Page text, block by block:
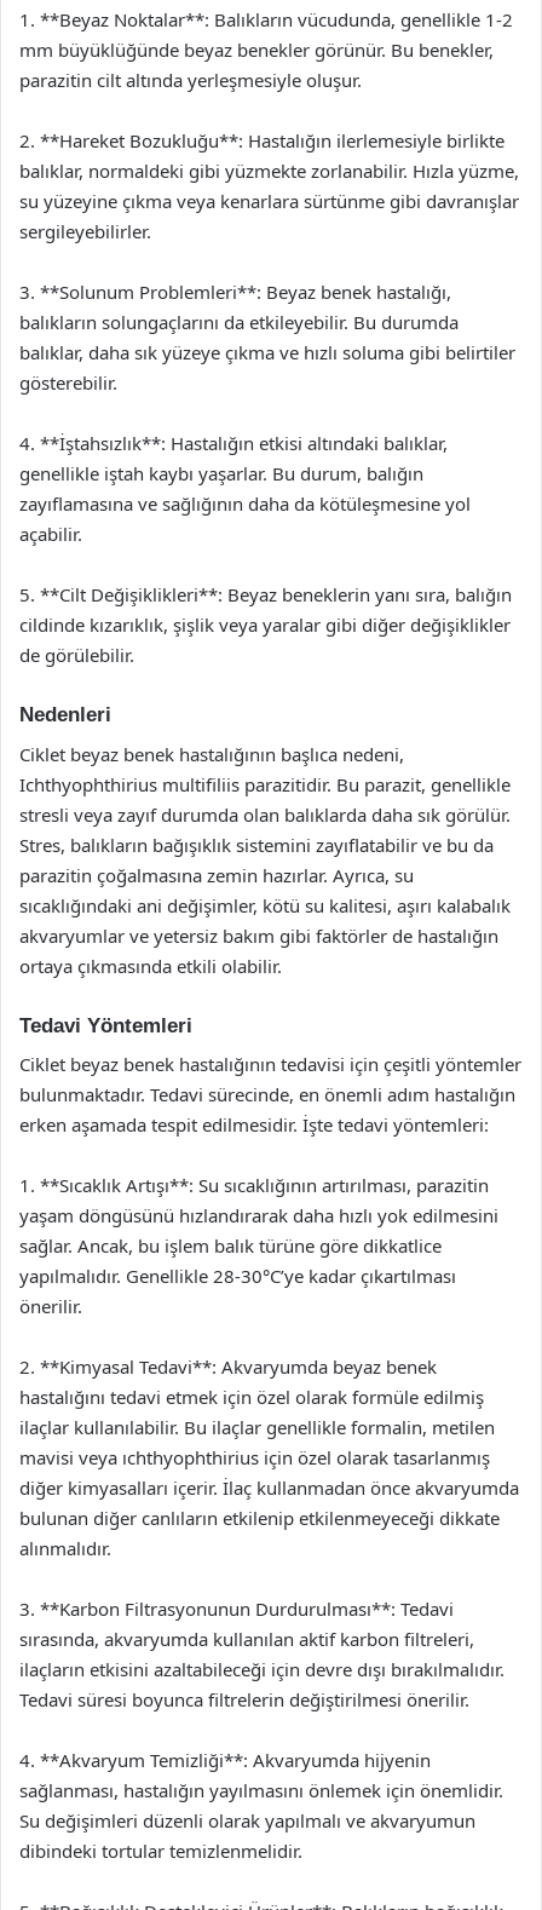
1. **Beyaz Noktalar**: Balıkların vücudunda, genellikle 1-2
mm büyüklüğünde beyaz benekler görünür. Bu benekler,
parazitin cilt altında yerleşmesiyle oluşur.
2. **Hareket Bozukluğu**: Hastalığın ilerlemesiyle birlikte
balıklar, normaldeki gibi yüzmekte zorlanabilir. Hızla yüzme,
su yüzeyine çıkma veya kenarlara sürtünme gibi davranışlar
sergileyebilirler.
3. **Solunum Problemleri**: Beyaz benek hastalığı,
balıkların solungaçlarını da etkileyebilir. Bu durumda
balıklar, daha sık yüzeye çıkma ve hızlı soluma gibi belirtiler
gösterebilir.
4. **İştahsızlık**: Hastalığın etkisi altındaki balıklar,
genellikle iştah kaybı yaşarlar. Bu durum, balığın
zayıflamasına ve sağlığının daha da kötüleşmesine yol
açabilir.
5. **Cilt Değişiklikleri**: Beyaz beneklerin yanı sıra, balığın
cildinde kızarıklık, şişlik veya yaralar gibi diğer değişiklikler
de görülebilir.
Nedenleri
Ciklet beyaz benek hastalığının başlıca nedeni,
Ichthyophthirius multifiliis parazitidir. Bu parazit, genellikle
stresli veya zayıf durumda olan balıklarda daha sık görülür.
Stres, balıkların bağışıklık sistemini zayıflatabilir ve bu da
parazitin çoğalmasına zemin hazırlar. Ayrıca, su
sıcaklığındaki ani değişimler, kötü su kalitesi, aşırı kalabalık
akvaryumlar ve yetersiz bakım gibi faktörler de hastalığın
ortaya çıkmasında etkili olabilir.
Tedavi Yöntemleri
Ciklet beyaz benek hastalığının tedavisi için çeşitli yöntemler
bulunmaktadır. Tedavi sürecinde, en önemli adım hastalığın
erken aşamada tespit edilmesidir. İşte tedavi yöntemleri:
1. **Sıcaklık Artışı**: Su sıcaklığının artırılması, parazitin
yaşam döngüsünü hızlandırarak daha hızlı yok edilmesini
sağlar. Ancak, bu işlem balık türüne göre dikkatlice
yapılmalıdır. Genellikle 28-30°C’ye kadar çıkartılması
önerilir.
2. **Kimyasal Tedavi**: Akvaryumda beyaz benek
hastalığını tedavi etmek için özel olarak formüle edilmiş
ilaçlar kullanılabilir. Bu ilaçlar genellikle formalin, metilen
mavisi veya ıchthyophthirius için özel olarak tasarlanmış
diğer kimyasalları içerir. İlaç kullanmadan önce akvaryumda
bulunan diğer canlıların etkilenip etkilenmeyeceği dikkate
alınmalıdır.
3. **Karbon Filtrasyonunun Durdurulması**: Tedavi
sırasında, akvaryumda kullanılan aktif karbon filtreleri,
ilaçların etkisini azaltabileceği için devre dışı bırakılmalıdır.
Tedavi süresi boyunca filtrelerin değiştirilmesi önerilir.
4. **Akvaryum Temizliği**: Akvaryumda hijyenin
sağlanması, hastalığın yayılmasını önlemek için önemlidir.
Su değişimleri düzenli olarak yapılmalı ve akvaryumun
dibindeki tortular temizlenmelidir.